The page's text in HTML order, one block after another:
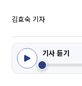
김효숙 기자
기사 듣기